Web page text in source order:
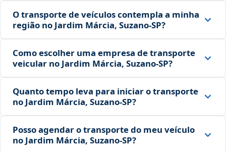
O transporte de veículos contempla a minha
região no Jardim Márcia, Suzano‑SP?
Como escolher uma empresa de transporte
veicular no Jardim Márcia, Suzano‑SP?
Quanto tempo leva para iniciar o transporte
no Jardim Márcia, Suzano‑SP?
Posso agendar o transporte do meu veículo
no Jardim Márcia, Suzano‑SP?